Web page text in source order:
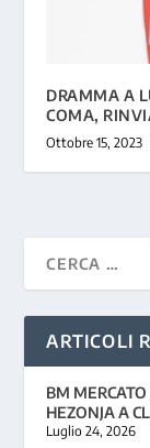
DRAMMA A
COMA,
Ottobre 15, 2023
ARTICOLI
BM
HEZONJA A
Luglio 24, 2026